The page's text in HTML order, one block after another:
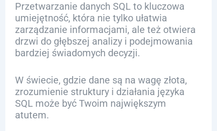
Przetwarzanie danych SQL to kluczowa
umiejętność, która nie tylko ułatwia
zarządzanie informacjami, ale też otwiera
drzwi do głębszej analizy i podejmowania
bardziej świadomych decyzji.
W świecie, gdzie dane są na wagę złota,
zrozumienie struktury i działania języka
SQL może być Twoim największym
atutem.